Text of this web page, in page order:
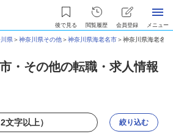
後で見る 閲覧履歴 会員登録 メニュー
県＞神奈川県その他＞神奈川県海老名市＞神奈川県海老名
・その他の転職・求人情報
絞り込む